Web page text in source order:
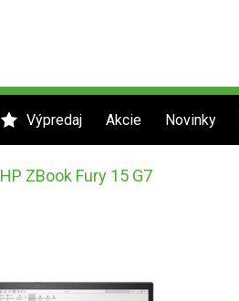
Výpredaj Akcie Novinky
HP ZBook Fury 15 G7